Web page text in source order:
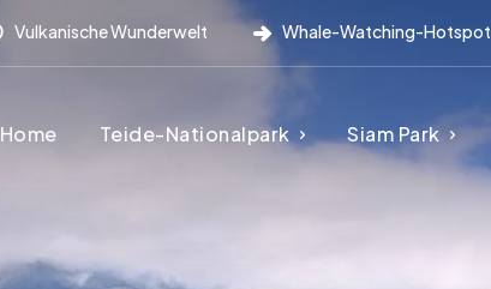
Vulkanische Wunderwelt Whale-Watching-Hotspot
Home Teide-Nationalpark Siam Park